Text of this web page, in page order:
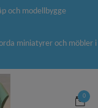
och modellbygge
miniatyrer och möbler i
0